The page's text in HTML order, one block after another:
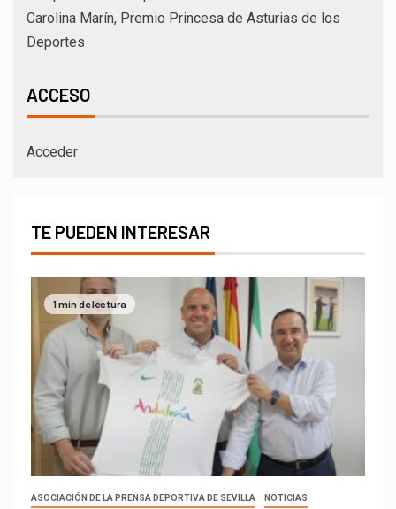
Carolina Marín, Premio Princesa de Asturias de los
Deportes
ACCESO
Acceder
TE PUEDEN INTERESAR
1 min de lectura
ASOCIACIÓN DE LA PRENSA DEPORTIVA DE SEVILLA NOTICIAS